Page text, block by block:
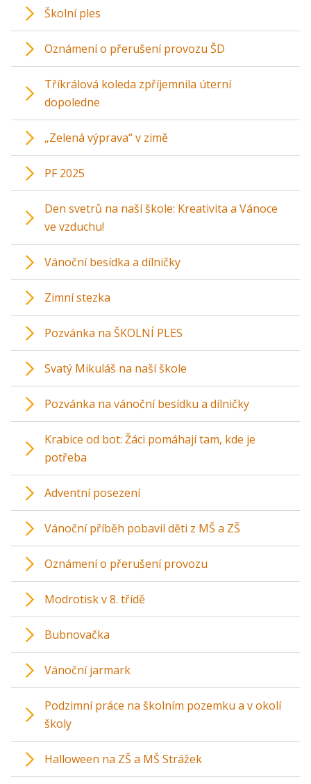
Školní ples
Oznámení o přerušení provozu ŠD
Tříkrálová koleda zpříjemnila úterní
dopoledne
„Zelená výprava“ v zimě
PF 2025
Den svetrů na naší škole: Kreativita a Vánoce
ve vzduchu!
Vánoční besídka a dílničky
Zimní stezka
Pozvánka na ŠKOLNÍ PLES
Svatý Mikuláš na naší škole
Pozvánka na vánoční besídku a dílničky
Krabice od bot: Žáci pomáhají tam, kde je
potřeba
Adventní posezení
Vánoční příběh pobavil děti z MŠ a ZŠ
Oznámení o přerušení provozu
Modrotisk v 8. třídě
Bubnovačka
Vánoční jarmark
Podzimní práce na školním pozemku a v okolí
školy
Halloween na ZŠ a MŠ Strážek